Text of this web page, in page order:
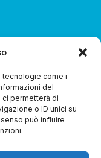
tecnologie come i
del
permetterà di
o ID unici su
può influire
3.0 Soc. Coop.
Reggio Emilia